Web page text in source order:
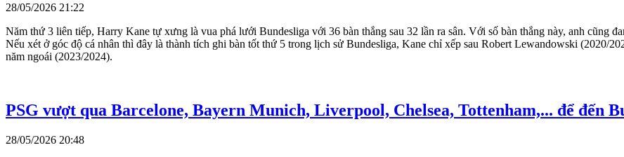
28/05/2026 21:22
Năm thứ 3 liên tiếp, Harry Kane tự xưng là vua phá lưới Bundesliga với 36 bàn thắng sau 32 lần ra sân. Với số bàn thắng này, anh cũng
Nếu xét ở góc độ cá nhân thì đây là thành tích ghi bàn tốt thứ 5 trong lịch sử Bundesliga, Kane chỉ xếp sau Robert Lewandowski (2020/
năm ngoái (2023/2024).
PSG vượt qua Barcelone, Bayern Munich, Liverpool, Chelsea, Tottenham,... để đến
28/05/2026 20:48